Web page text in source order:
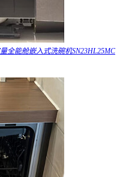
全能舱嵌入式洗碗机SN23HL25MC